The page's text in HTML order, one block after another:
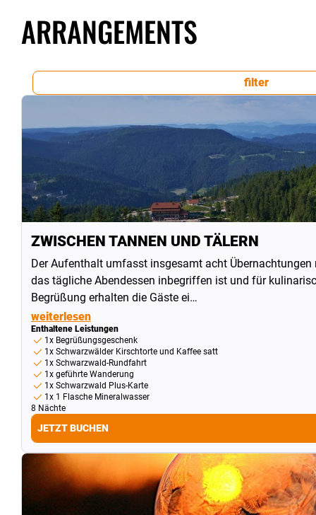
ARRANGEMENTS
filter
ZWISCHEN TANNEN UND TÄLERN
Der Aufenthalt umfasst insgesamt acht
das tägliche Abendessen inbegriffen ist und für
Begrüßung erhalten die Gäste ei…
weiterlesen
Enthaltene Leistungen
1x Begrüßungsgeschenk
1x Schwarzwälder Kirschtorte und Kaffee satt
1x Schwarzwald-Rundfahrt
1x geführte Wanderung
1x Schwarzwald Plus-Karte
1x 1 Flasche Mineralwasser
8 Nächte
JETZT BUCHEN